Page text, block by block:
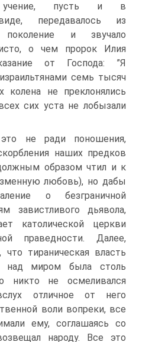
учение, пусть и в
передавалось из
и звучало
о чем пророк Илия
от Господа: ”Я
семь тысяч
колена не преклонялись
сих уста не лобызали
не ради поношения,
наших предков
образом чтил и к
любовь), но дабы
о безграничной
завистливого дьявола,
католической церкви
праведности. Далее,
что тираническая власть
над миром была столь
никто не осмеливался
отличное от него
воли вопреки, все
ему, соглашаясь со
народу. Все это